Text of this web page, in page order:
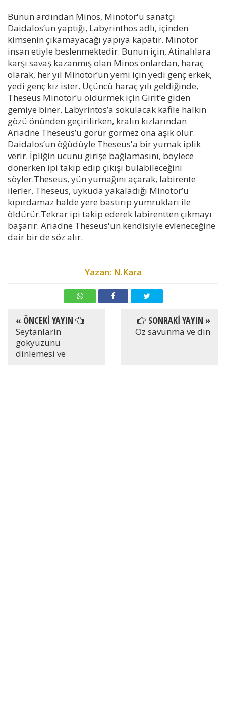
Bunun ardından Minos, Minotor'u sanatçı
Daidalos’un yaptığı, Labyrinthos adlı, içinden
kimsenin çıkamayacağı yapıya kapatır. Minotor
insan etiyle beslenmektedir. Bunun için, Atinalılara
karşı savaş kazanmış olan Minos onlardan, haraç
olarak, her yıl Minotor’un yemi için yedi genç erkek,
yedi genç kız ister. Üçüncü haraç yılı geldiğinde,
Theseus Minotor’u öldürmek için Girit’e giden
gemiye biner. Labyrintos’a sokulacak kafile halkın
gözü önünden geçirilirken, kralın kızlarından
Ariadne Theseus’u görür görmez ona aşık olur.
Daidalos’un öğüdüyle Theseus'a bir yumak iplik
verir. İpliğin ucunu girişe bağlamasını, böylece
dönerken ipi takip edip çıkışı bulabileceğini
söyler.Theseus, yün yumağını açarak, labirente
ilerler. Theseus, uykuda yakaladığı Minotor’u
kıpırdamaz halde yere bastırıp yumrukları ile
öldürür.Tekrar ipi takip ederek labirentten çıkmayı
başarır. Ariadne Theseus'un kendisiyle evleneceğine
dair bir de söz alır.
Yazan: N.Kara
« ÖNCEKİ YAYIN
Seytanlarin
gokyuzunu
dinlemesi ve
SONRAKİ YAYIN »
Oz savunma ve din